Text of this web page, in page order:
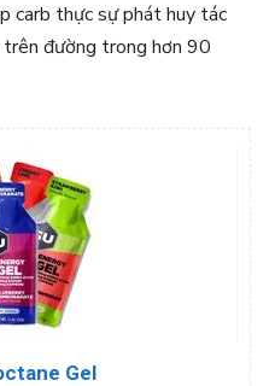
carb thực sự phát huy tác
trên đường trong hơn 90
Gel